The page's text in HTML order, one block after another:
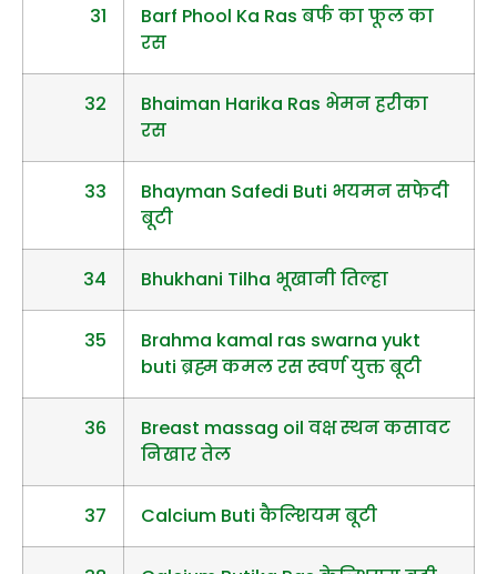
31
Barf Phool Ka Ras बर्फ का फूल का
रस
32
Bhaiman Harika Ras भेमन हरीका
रस
33
Bhayman Safedi Buti भयमन सफेदी
बूटी
34 Bhukhani Tilha भूखानी तिल्हा
35
Brahma kamal ras swarna yukt
buti ब्रह्म कमल रस स्वर्ण युक्त बूटी
36
Breast massag oil वक्ष स्थन कसावट
निखार तेल
37 Calcium Buti कैल्शियम बूटी